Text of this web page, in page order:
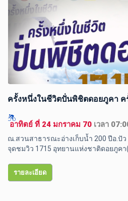
ครั้งหนึ่งในชีวิตปั่นพิชิตดอยภูคา ค
อาทิตย์ ที่ 24 มกราคม 70 เวลา
ณ.สวนสาธารณะอ่างเก็บน้ำ 200 ปีอ.ปั
จุดชมวิว 1715 อุทยานแห่งชาติดอยภูคา
รายละเอียด